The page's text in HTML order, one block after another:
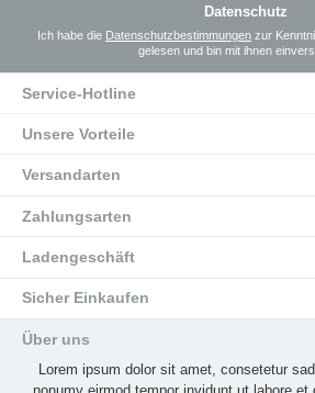
Datenschutz
Ich habe die Datenschutzbestimmungen zur
gelesen und bin mit ihnen
Service-Hotline
Unsere Vorteile
Versandarten
Zahlungsarten
Ladengeschäft
Sicher Einkaufen
Über uns
Lorem ipsum dolor sit amet, consetetur